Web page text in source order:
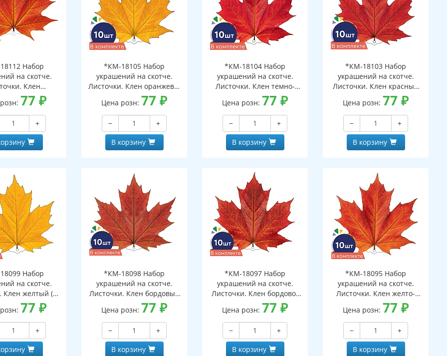
Набор
на скотче.
Клен
(10 шт. в
ВД-
лак)
77₽
+
*КМ-18105 Набор
украшений на скотче.
Листочки. Клен оранжево-
желтый (10 шт. в наборе,
двухсторонняя, ВД-лак)
Цена розн: 77₽
−
+
В корзину
*КМ-18104 Набор
украшений на скотче.
Листочки. Клен темно-
красный (10 шт. в наборе,
двухсторонняя, ВД-лак)
Цена розн: 77₽
−
+
В корзину
*КМ-18103 Набор
украшений на скотче.
Листочки. Клен красный
(10 шт. в наборе,
двухсторонняя, ВД-лак)
Цена розн: 77₽
−
+
В корзину
Набор
на скотче.
Клен желтый (10
в наборе,
ВД-лак)
77₽
+
*КМ-18098 Набор
украшений на скотче.
Листочки. Клен бордовый
(10 шт. в наборе,
двухсторонняя, ВД-лак)
Цена розн: 77₽
−
+
В корзину
*КМ-18097 Набор
украшений на скотче.
Листочки. Клен бордово-
оранжевый (10 шт. в
наборе, двухсторонний,
ВД-лак)
Цена розн: 77₽
−
+
В корзину
*КМ-18095 Набор
украшений на скотче.
Листочки. Клен желто-
красный (10 шт. в наборе,
двухстороняя, ВД-лак)
Цена розн: 77₽
−
+
В корзину